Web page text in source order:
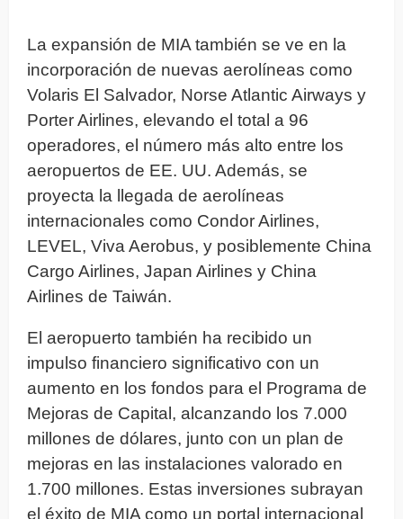
La expansión de MIA también se ve en la
incorporación de nuevas aerolíneas como
Volaris El Salvador, Norse Atlantic Airways y
Porter Airlines, elevando el total a 96
operadores, el número más alto entre los
aeropuertos de EE. UU. Además, se
proyecta la llegada de aerolíneas
internacionales como Condor Airlines,
LEVEL, Viva Aerobus, y posiblemente China
Cargo Airlines, Japan Airlines y China
Airlines de Taiwán.
El aeropuerto también ha recibido un
impulso financiero significativo con un
aumento en los fondos para el Programa de
Mejoras de Capital, alcanzando los 7.000
millones de dólares, junto con un plan de
mejoras en las instalaciones valorado en
1.700 millones. Estas inversiones subrayan
el éxito de MIA como un portal internacional